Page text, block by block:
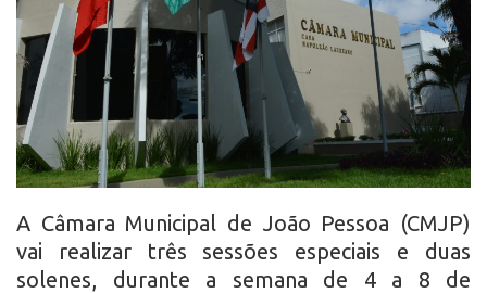
A Câmara Municipal de João Pessoa (CMJP)
vai realizar três sessões especiais e duas
solenes, durante a semana de 4 a 8 de